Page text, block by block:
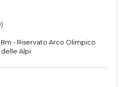
- Riservato Arco Olimpico
delle Alpi